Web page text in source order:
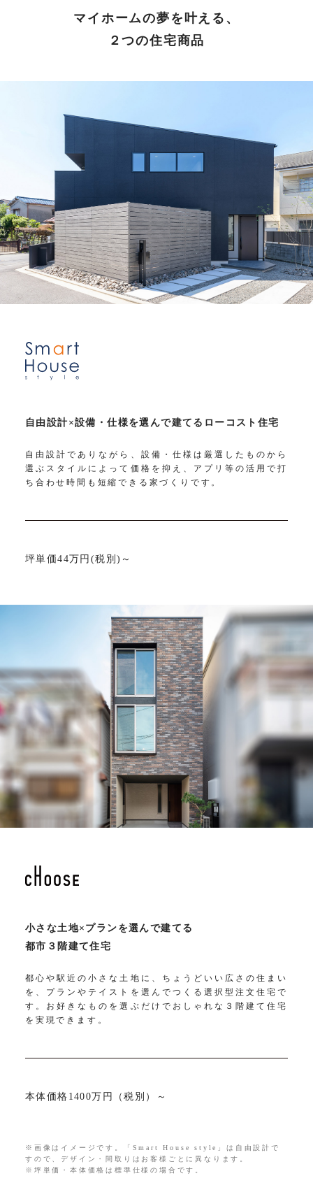
マイホームの夢を叶える、
２つの住宅商品
自由設計×設備・仕様を選んで建てるローコスト住宅
自由設計でありながら、設備・仕様は厳選したものから
選ぶスタイルによって価格を抑え、アプリ等の活用で打
ち合わせ時間も短縮できる家づくりです。
坪単価44万円(税別)～
小さな土地×プランを選んで建てる
都市３階建て住宅
都心や駅近の小さな土地に、ちょうどいい広さの住まい
を、プランやテイストを選んでつくる選択型注文住宅で
す。お好きなものを選ぶだけでおしゃれな３階建て住宅
を実現できます。
本体価格1400万円（税別）～
※画像はイメージです。「Smart House style」は自由設計で
すので、デザイン・間取りはお客様ごとに異なります。
※坪単価・本体価格は標準仕様の場合です。